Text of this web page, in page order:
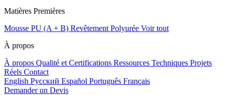
Matières Premières
Mousse PU (A + B) Revêtement Polyurée Voir tout
À propos
À propos Qualité et Certifications Ressources Techniques Projets
Réels Contact
English Русский Español Português Français
Demander un Devis